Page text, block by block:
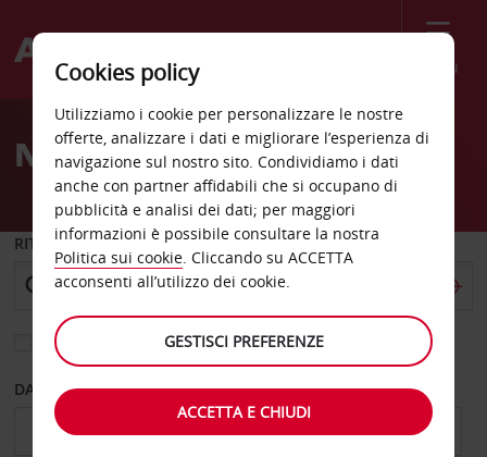
Menù
Welcome
AvisNoleggio auto Weybridge
RITIRO DA
Scegli una località di riconsegna diversa
DAL GIORNO AL GIORNO
Cookies policy
Utilizziamo i cookie per personalizzare le nostre
offerte, analizzare i dati e migliorare l’esperienza di
navigazione sul nostro sito. Condividiamo i dati
anche con partner affidabili che si occupano di
pubblicità e analisi dei dati; per maggiori
informazioni è possibile consultare la nostra
Politica sui cookie. Cliccando su ACCETTA
acconsenti all’utilizzo dei cookie.
GESTISCI PREFERENZE
ACCETTA E CHIUDI